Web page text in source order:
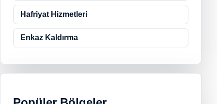
Hafriyat Hizmetleri
Enkaz Kaldırma